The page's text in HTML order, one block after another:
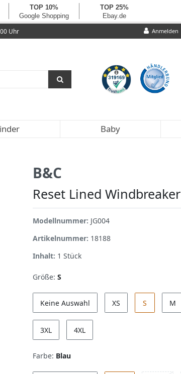
Anmelden
Uhr
Baby
B&C
Reset Lined Windbreaker
Modellnummer: JG004
Artikelnummer: 18188
Inhalt: 1 Stück
Größe: S
Keine Auswahl XS S M
3XL 4XL
Farbe: Blau